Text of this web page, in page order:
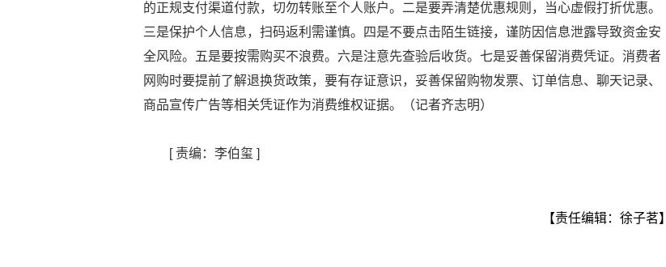
的正规支付渠道付款，切勿转账至个人账户。二是要弄清楚优惠规则，当心虚假打折优惠。
三是保护个人信息，扫码返利需谨慎。四是不要点击陌生链接，谨防因信息泄露导致资金安
全风险。五是要按需购买不浪费。六是注意先查验后收货。七是妥善保留消费凭证。消费者
网购时要提前了解退换货政策，要有存证意识，妥善保留购物发票、订单信息、聊天记录、
商品宣传广告等相关凭证作为消费维权证据。（记者齐志明）
[ 责编：李伯玺 ]
【责任编辑：徐子茗】